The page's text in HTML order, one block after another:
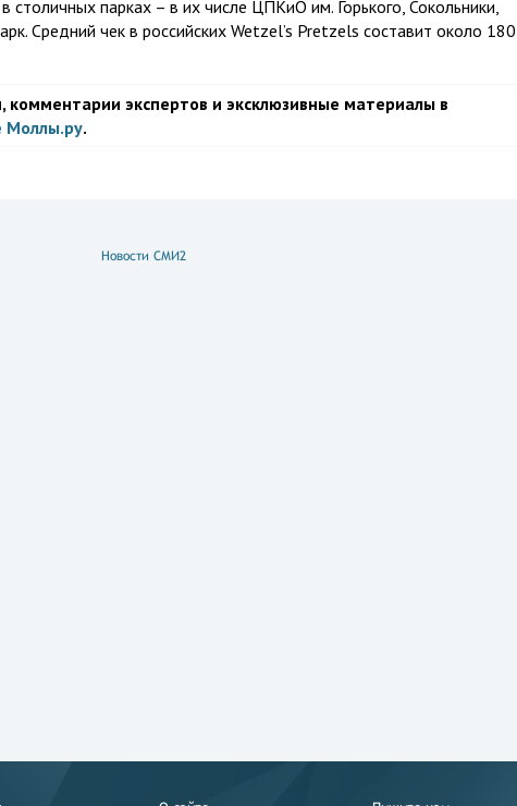
столичных парках – в их числе ЦПКиО им. Горького, Сокольники,
Средний чек в российских Wetzel’s Pretzels составит около 180
комментарии экспертов и эксклюзивные материалы в
Моллы.ру.
Новости СМИ2